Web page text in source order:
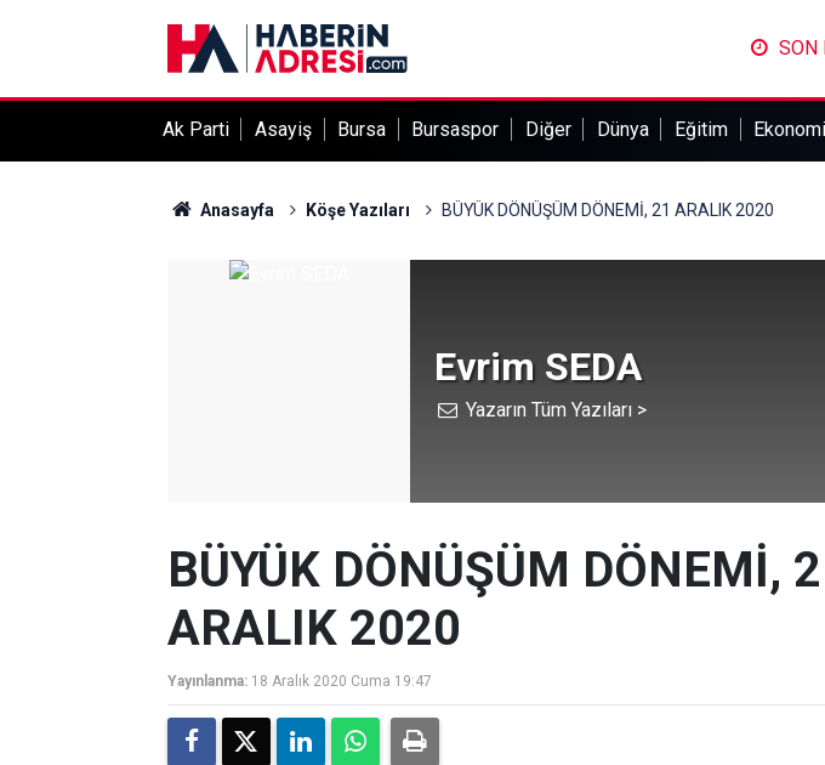
SON
Ak Parti Asayiş Bursa Bursaspor Diğer Dünya Eğitim Ekonomi
Anasayfa Köşe Yazıları BÜYÜK DÖNÜŞÜM DÖNEMİ, 21 ARALIK 2020
Evrim SEDA
Yazarın Tüm Yazıları >
BÜYÜK DÖNÜŞÜM DÖNEMİ,
ARALIK 2020
Yayınlanma: 18 Aralık 2020 Cuma 19:47